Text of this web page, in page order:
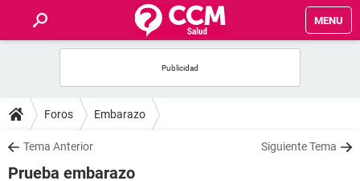
MENU
FOROS
SALUD
Foros Embarazo
Tema Anterior Siguiente Tema
Prueba embarazo